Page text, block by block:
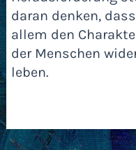
daran denken,
allem den
der Menschen
leben.